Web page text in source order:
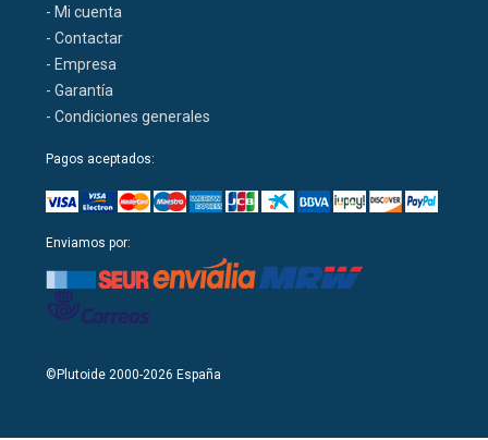
- Mi cuenta
- Contactar
- Empresa
- Garantía
- Condiciones generales
Pagos aceptados:
Enviamos por:
©Plutoide 2000-2026 España